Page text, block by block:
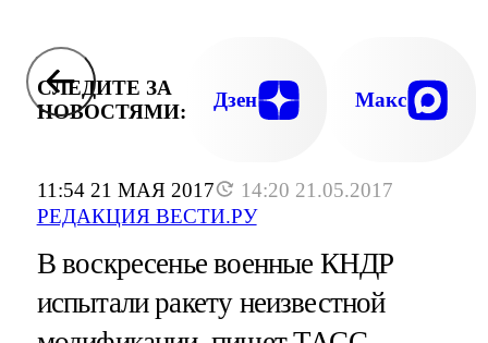
11:54 21 МАЯ 2017
14:20 21.05.2017
РЕДАКЦИЯ ВЕСТИ.РУ
СЛЕДИТЕ ЗА
НОВОСТЯМИ:
Дзен Макс
В воскресенье военные КНДР
испытали ракету неизвестной